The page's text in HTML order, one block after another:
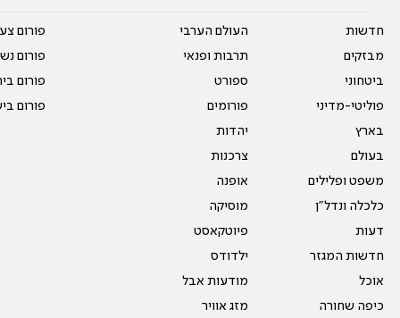
חדשות
מבזקים
ביטחוני
פוליטי-מדיני
בארץ
בעולם
משפט ופלילים
כלכלה ונדל"ן
דעות
חדשות המגזר
אוכל
כיפה שחורה
העולם הערבי
תרבות ופנאי
ספורט
פורומים
יהדות
צרכנות
אופנה
מוסיקה
פיוטקאסט
ילדודס
מודעות אבל
מזג אוויר
פורום
פורום
פורום
פורום